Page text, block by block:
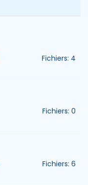
Fichiers: 4
Fichiers: 0
Fichiers: 6